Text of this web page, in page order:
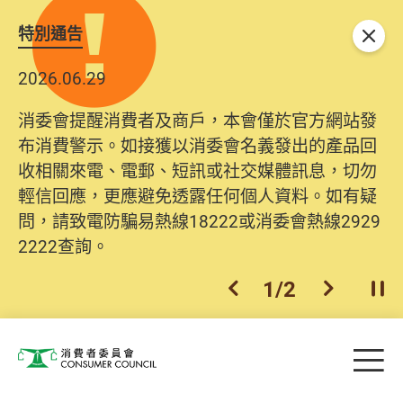
特別通告
2026.06.29
消委會提醒消費者及商戶，本會僅於官方網站發
布消費警示。如接獲以消委會名義發出的產品回
收相關來電、電郵、短訊或社交媒體訊息，切勿
輕信回應，更應避免透露任何個人資料。如有疑
問，請致電防騙易熱線18222或消委會熱線2929
2222查詢。
上一個
1/2 下一個開
關閉
消費者委員會 目